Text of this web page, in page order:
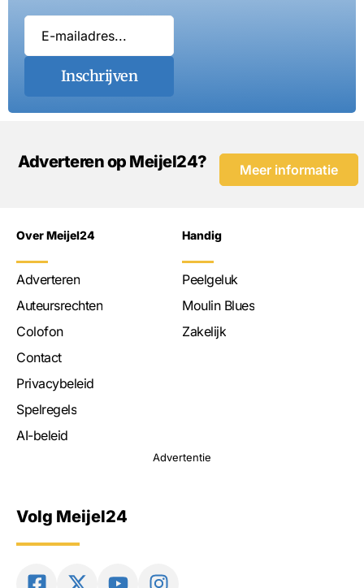
Inschrijven
Adverteren op Meijel24? Meer informatie
Over Meijel24
Adverteren
Auteursrechten
Colofon
Contact
Privacybeleid
Spelregels
AI-beleid
Handig
Peelgeluk
Moulin Blues
Zakelijk
Advertentie
Volg Meijel24